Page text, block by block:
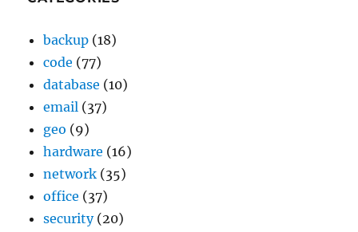
backup (18)
code (77)
database (10)
email (37)
geo (9)
hardware (16)
network (35)
office (37)
security(20)